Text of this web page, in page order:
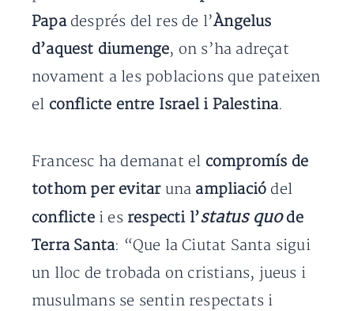
Papa després del res de l’Àngelus
d’aquest diumenge, on s’ha adreçat
novament a les poblacions que pateixen
el conflicte entre Israel i Palestina.
Francesc ha demanat el compromís de
tothom per evitar una ampliació del
conflicte i es respecti l’status quode
Terra Santa: “Que la Ciutat Santa sigui
un lloc de trobada on cristians, jueus i
musulmans se sentin respectats i